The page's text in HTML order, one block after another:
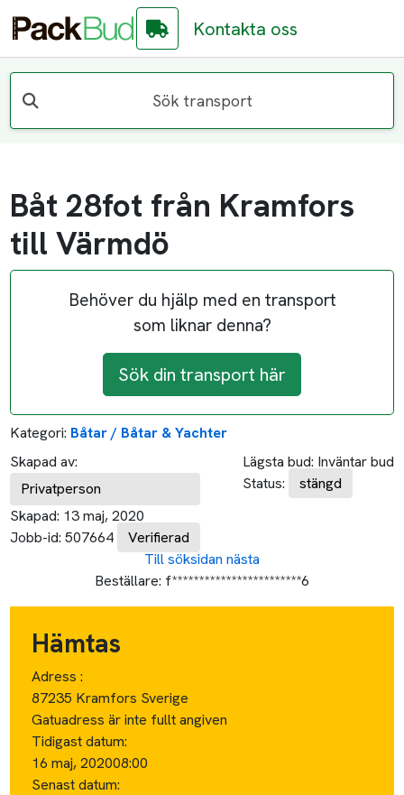
Kontakta oss
Sök transport
Båt 28fot från Kramfors
till Värmdö
Behöver du hjälp med en transport
som liknar denna?
Sök din transport här
Kategori: Båtar / Båtar & Yachter
Skapad av:
Privatperson
Skapad: 13 maj, 2020
Jobb-id: 507664 Verifierad
Lägsta bud: Inväntar bud
Status:
stängd
Till söksidan nästa
Beställare: f************************6
Hämtas
Adress :
87235 Kramfors Sverige
Gatuadress är inte fullt angiven
Tidigast datum:
16 maj, 202008:00
Senast datum: